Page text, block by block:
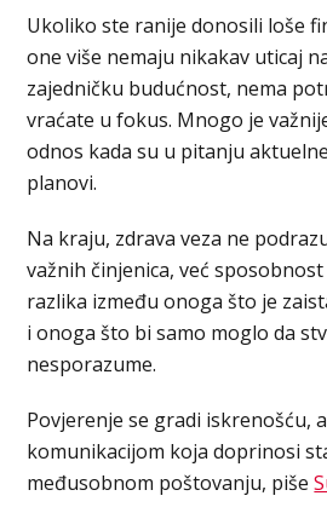
Ukoliko ste ranije donosili loše
one više nemaju nikakav uticaj
zajedničku budućnost, nema
vraćate u fokus. Mnogo je
odnos kada su u pitanju
planovi.
Na kraju, zdrava veza ne
važnih činjenica, već
razlika između onoga što je
i onoga što bi samo moglo da
nesporazume.
Povjerenje se gradi iskrenošću,
komunikacijom koja doprinosi
međusobnom poštovanju, piše